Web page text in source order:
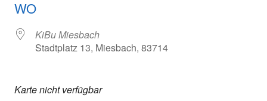
WO
KiBu Miesbach
Stadtplatz 13, Miesbach, 83714
Karte nicht verfügbar